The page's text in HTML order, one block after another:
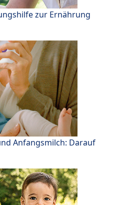
zur Ernährung
Anfangsmilch: Darauf